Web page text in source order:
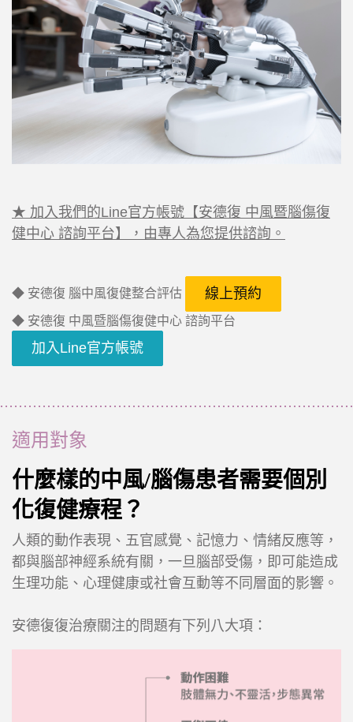
★ 加入我們的Line官方帳號【安德復 中風暨腦傷復
健中心 諮詢平台】，由專人為您提供諮詢。
◆ 安德復 腦中風復健整合評估 線上預約
◆ 安德復 中風暨腦傷復健中心 諮詢平台
加入Line官方帳號
適用對象
什麼樣的中風/腦傷患者需要個別
化復健療程？
人類的動作表現、五官感覺、記憶力、情緒反應等，
都與腦部神經系統有關，一旦腦部受傷，即可能造成
生理功能、心理健康或社會互動等不同層面的影響。
安德復復治療關注的問題有下列八大項 ：